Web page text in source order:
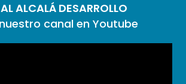
ALCALÁ DESARROLLO
canal en Youtube